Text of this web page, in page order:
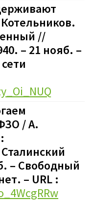
//
– 21 нояб. –
/ А.
– Свободный
– URL :